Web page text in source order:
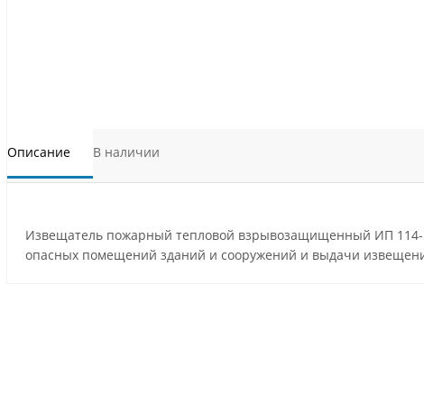
Описание В наличии
Извещатель пожарный тепловой взрывозащищенный ИП 114-
опасных помещений зданий и сооружений и выдачи